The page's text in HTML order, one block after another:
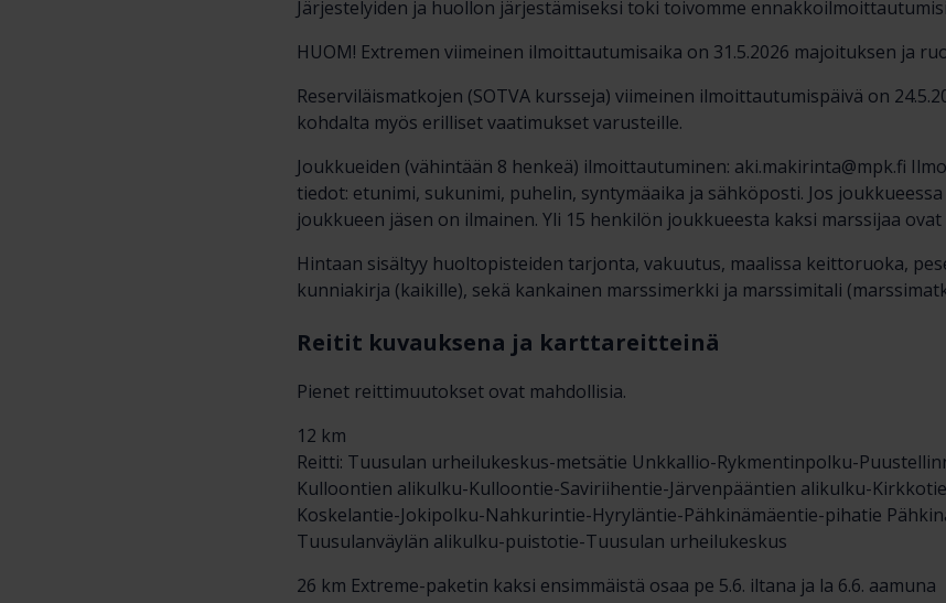
Järjestelyiden ja huollon järjestämiseksi toki toivomme
HUOM! Extremen viimeinen ilmoittautumisaika on 31.5.2026 majoituksen ja
Reserviläismatkojen (SOTVA kursseja) viimeinen ilmoittautumispäivä on
kohdalta myös erilliset vaatimukset varusteille.
Joukkueiden (vähintään 8 henkeä) ilmoittautuminen: aki.makirinta@mpk.fi
tiedot: etunimi, sukunimi, puhelin, syntymäaika ja sähköposti. Jos
joukkueen jäsen on ilmainen. Yli 15 henkilön joukkueesta kaksi marssijaa ovat
Hintaan sisältyy huoltopisteiden tarjonta, vakuutus, maalissa keittoruoka,
kunniakirja (kaikille), sekä kankainen marssimerkki ja marssimitali
Reitit kuvauksena ja karttareitteinä
Pienet reittimuutokset ovat mahdollisia.
12 km
Reitti: Tuusulan urheilukeskus-metsätie Unkkallio-Rykmentinpolku-
Kulloontien alikulku-Kulloontie-Saviriihentie-Järvenpääntien alikulku-
Koskelantie-Jokipolku-Nahkurintie-Hyryläntie-Pähkinämäentie-pihatie
Tuusulanväylän alikulku-puistotie-Tuusulan urheilukeskus
26 km Extreme-paketin kaksi ensimmäistä osaa pe 5.6. iltana ja la 6.6. aamuna